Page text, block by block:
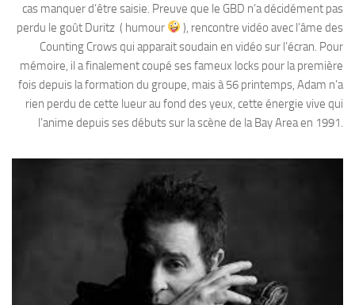
cas manquer d’être saisie. Preuve que le GBD n’a décidément pas
perdu le goût Duritz ( humour
), rencontre vidéo avec l’âme des
Counting Crows qui apparait soudain en vidéo sur l’écran. Pour
mémoire, il a finalement coupé ses fameux locks pour la première
fois depuis la formation du groupe, mais à 56 printemps, Adam n’a
rien perdu de cette lueur au fond des yeux, cette énergie vive qui
l’anime depuis ses débuts sur la scène de la Bay Area en 1991.